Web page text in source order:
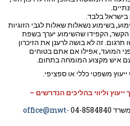
בישראל בלבד.
בשימוע נשאלות שאלות לגבי הזוגיות
הקפידו שהשימוע יערך בשפת
זה לא בושה לרענן את הזיכרון
המועד, אפילו אם אתם בטוחים
איש מקצוע המומחה בתחום.
משפטי כללי או ספציפי.
וליווי בהליכים הנדרשים –
office@mwt-